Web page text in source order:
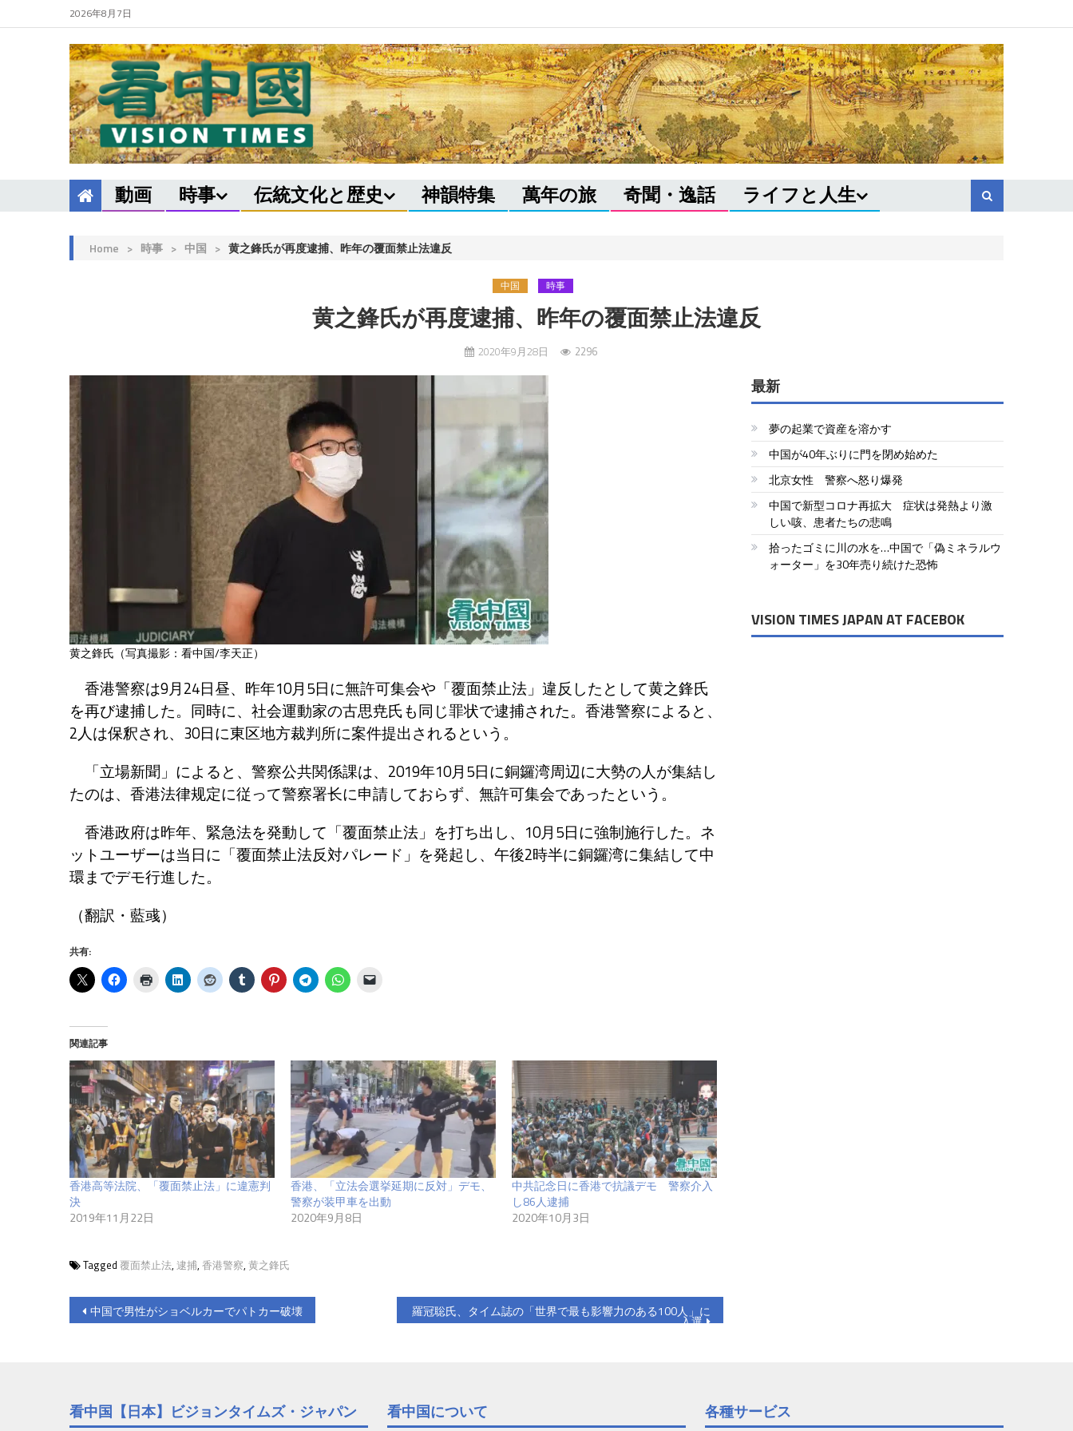
2026年8月7日
動画 時事 伝統文化と歴史 神韻特集 萬年の旅 奇聞・逸話 ライフと人生
Home > 時事 > 中国 > 黄之鋒氏が再度逮捕、昨年の覆面禁止法違反
中国 時事
黄之鋒氏が再度逮捕、昨年の覆面禁止法違反
2020年9月28日 2296
黄之鋒氏（写真撮影：看中国/李天正）
香港警察は9月24日昼、昨年10月5日に無許可集会や「覆面禁止法」違反したとして黄之鋒氏
を再び逮捕した。同時に、社会運動家の古思尭氏も同じ罪状で逮捕された。香港警察によると、
2人は保釈され、30日に東区地方裁判所に案件提出されるという。
「立場新聞」によると、警察公共関係課は、2019年10月5日に銅鑼湾周辺に大勢の人が集結し
たのは、香港法律规定に従って警察署长に申請しておらず、無許可集会であったという。
香港政府は昨年、緊急法を発動して「覆面禁止法」を打ち出し、10月5日に強制施行した。ネ
ットユーザーは当日に「覆面禁止法反対パレード」を発起し、午後2時半に銅鑼湾に集結して中
環までデモ行進した。
（翻訳・藍彧）
共有:
関連記事
香港高等法院、「覆面禁止法」に違憲判
決
2019年11月22日
香港、「立法会選挙延期に反対」デモ、
警察が装甲車を出動
2020年9月8日
中共記念日に香港で抗議デモ 警察介入
し86人逮捕
2020年10月3日
Tagged 覆面禁止法, 逮捕, 香港警察, 黄之鋒氏
投
ビ
中国で男性がショベルカーでパトカー破壊 羅冠聡氏、タイム誌の「世界で最も影響力のある100人」に
入選
最新
夢の起業で資産を溶かす
中国が40年ぶりに門を閉め始めた
北京女性 警察へ怒り爆発
中国で新型コロナ再拡大 症状は発熱より激
しい咳、患者たちの悲鳴
拾ったゴミに川の水を…中国で「偽ミネラルウ
ォーター」を30年売り続けた恐怖
VISION TIMES JAPAN AT FACEBOK
看中国【日本】ビジョンタイムズ・ジャパン 看中国について 各種サービス